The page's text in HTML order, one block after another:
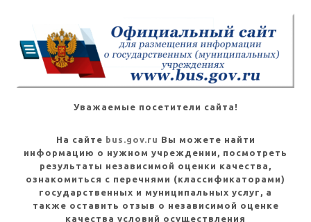
Уважаемые посетители сайта!
На сайте bus.gov.ru Вы можете найти
информацию о нужном учреждении, посмотреть
результаты независимой оценки качества,
ознакомиться с перечнями (классификаторами)
государственных и муниципальных услуг, а
также оставить отзыв о независимой оценке
качества условий осуществления